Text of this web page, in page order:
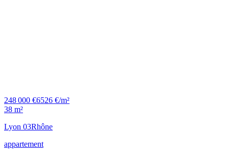
248 000 €6526 €/m²
38 m²
Lyon 03Rhône
appartement